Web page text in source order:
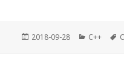
发
2018-09-28
分
C++